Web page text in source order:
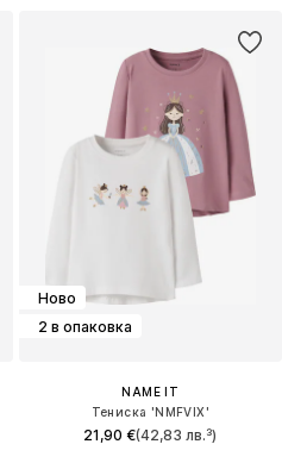
Ново
2 в опаковка
NAME IT
Тениска 'NMFVIX'
21,90 €(42,83 лв.³)